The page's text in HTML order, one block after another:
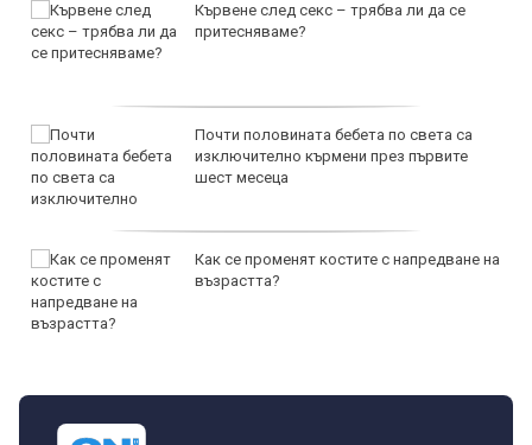
Кървене след секс – трябва ли да се
притесняваме?
Почти половината бебета по света са
изключително кърмени през първите
шест месеца
Как се променят костите с напредване на
възрастта?